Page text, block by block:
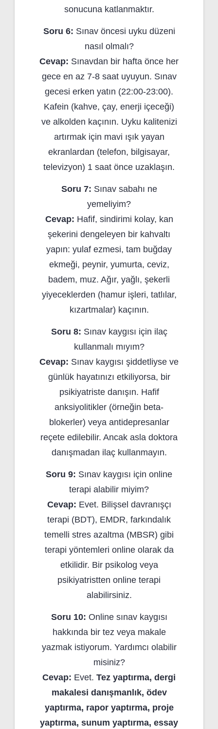
sonucuna katlanmaktır.
Soru 6: Sınav öncesi uyku düzeni
nasıl olmalı?
Cevap: Sınavdan bir hafta önce her
gece en az 7-8 saat uyuyun. Sınav
gecesi erken yatın (22:00-23:00).
Kafein (kahve, çay, enerji içeceği)
ve alkolden kaçının. Uyku kalitenizi
artırmak için mavi ışık yayan
ekranlardan (telefon, bilgisayar,
televizyon) 1 saat önce uzaklaşın.
Soru 7: Sınav sabahı ne
yemeliyim?
Cevap: Hafif, sindirimi kolay, kan
şekerini dengeleyen bir kahvaltı
yapın: yulaf ezmesi, tam buğday
ekmeği, peynir, yumurta, ceviz,
badem, muz. Ağır, yağlı, şekerli
yiyeceklerden (hamur işleri, tatlılar,
kızartmalar) kaçının.
Soru 8: Sınav kaygısı için ilaç
kullanmalı mıyım?
Cevap: Sınav kaygısı şiddetliyse ve
günlük hayatınızı etkiliyorsa, bir
psikiyatriste danışın. Hafif
anksiyolitikler (örneğin beta-
blokerler) veya antidepresanlar
reçete edilebilir. Ancak asla doktora
danışmadan ilaç kullanmayın.
Soru 9: Sınav kaygısı için online
terapi alabilir miyim?
Cevap: Evet. Bilişsel davranışçı
terapi (BDT), EMDR, farkındalık
temelli stres azaltma (MBSR) gibi
terapi yöntemleri online olarak da
etkilidir. Bir psikolog veya
psikiyatristten online terapi
alabilirsiniz.
Soru 10: Online sınav kaygısı
hakkında bir tez veya makale
yazmak istiyorum. Yardımcı olabilir
misiniz?
Cevap: Evet. Tez yaptırma, dergi
makalesi danışmanlık, ödev
yaptırma, rapor yaptırma, proje
yaptırma, sunum yaptırma, essay